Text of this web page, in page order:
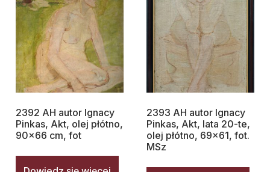
2392 AH autor Ignacy
Pinkas, Akt, olej płótno,
90×66 cm, fot
2393 AH autor Ignacy
Pinkas, Akt, lata 20-te,
olej płótno, 69×61, fot.
MSz